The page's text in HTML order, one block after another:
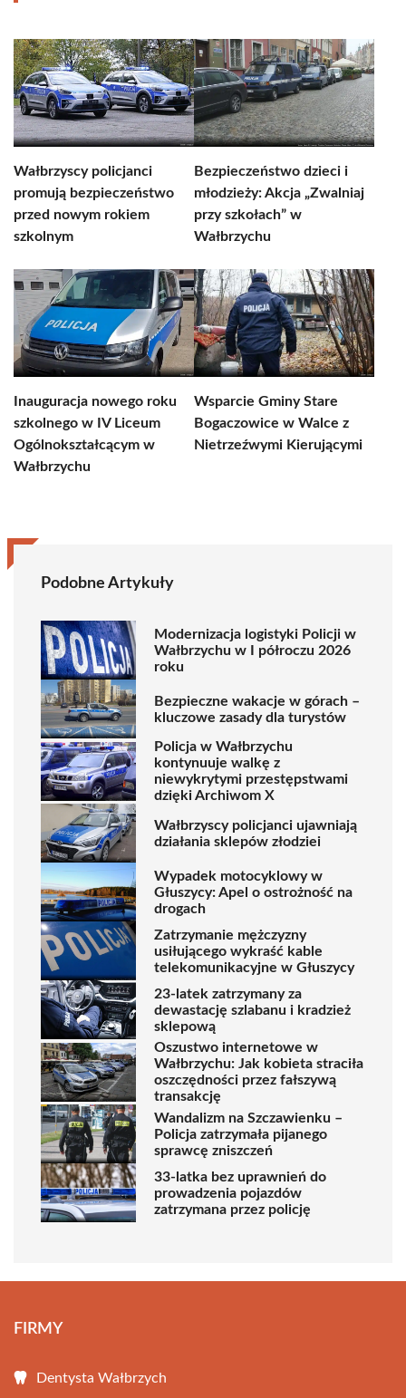
Wałbrzyscy policjanci
promują bezpieczeństwo
przed nowym rokiem
szkolnym
Bezpieczeństwo dzieci i
młodzieży: Akcja „Zwalniaj
przy szkołach” w
Wałbrzychu
Inauguracja nowego roku
szkolnego w IV Liceum
Ogólnokształcącym w
Wałbrzychu
Wsparcie Gminy Stare
Bogaczowice w Walce z
Nietrzeźwymi Kierującymi
Podobne Artykuły
Modernizacja logistyki Policji w
Wałbrzychu w I półroczu 2026
roku
Bezpieczne wakacje w górach –
kluczowe zasady dla turystów
Policja w Wałbrzychu
kontynuuje walkę z
niewykrytymi przestępstwami
dzięki Archiwom X
Wałbrzyscy policjanci ujawniają
działania sklepów złodziei
Wypadek motocyklowy w
Głuszycy: Apel o ostrożność na
drogach
Zatrzymanie mężczyzny
usiłującego wykraść kable
telekomunikacyjne w Głuszycy
23-latek zatrzymany za
dewastację szlabanu i kradzież
sklepową
Oszustwo internetowe w
Wałbrzychu: Jak kobieta straciła
oszczędności przez fałszywą
transakcję
Wandalizm na Szczawienku –
Policja zatrzymała pijanego
sprawcę zniszczeń
33-latka bez uprawnień do
prowadzenia pojazdów
zatrzymana przez policję
FIRMY
Dentysta Wałbrzych